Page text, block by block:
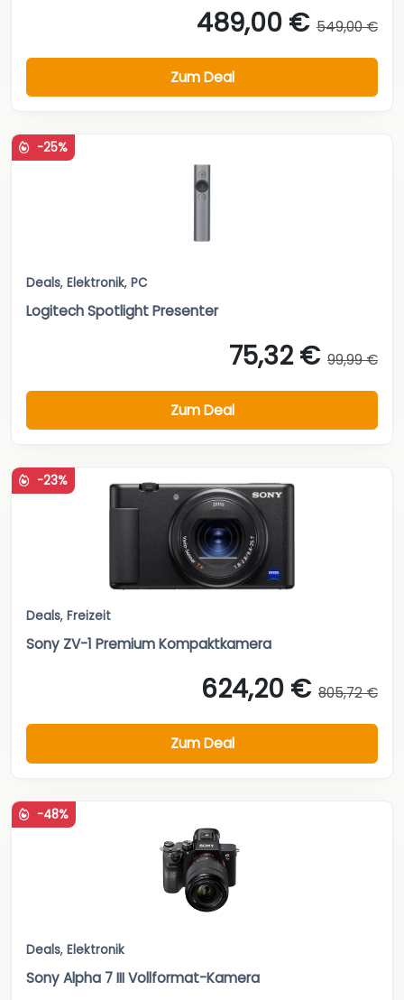
489,00 € 549,00 €
Zum Deal
-25%
Deals, Elektronik, PC
Logitech Spotlight Presenter
75,32 € 99,99 €
Zum Deal
-23%
Deals, Freizeit
Sony ZV-1 Premium Kompaktkamera
624,20 € 805,72 €
Zum Deal
-48%
Deals, Elektronik
Sony Alpha 7 III Vollformat-Kamera